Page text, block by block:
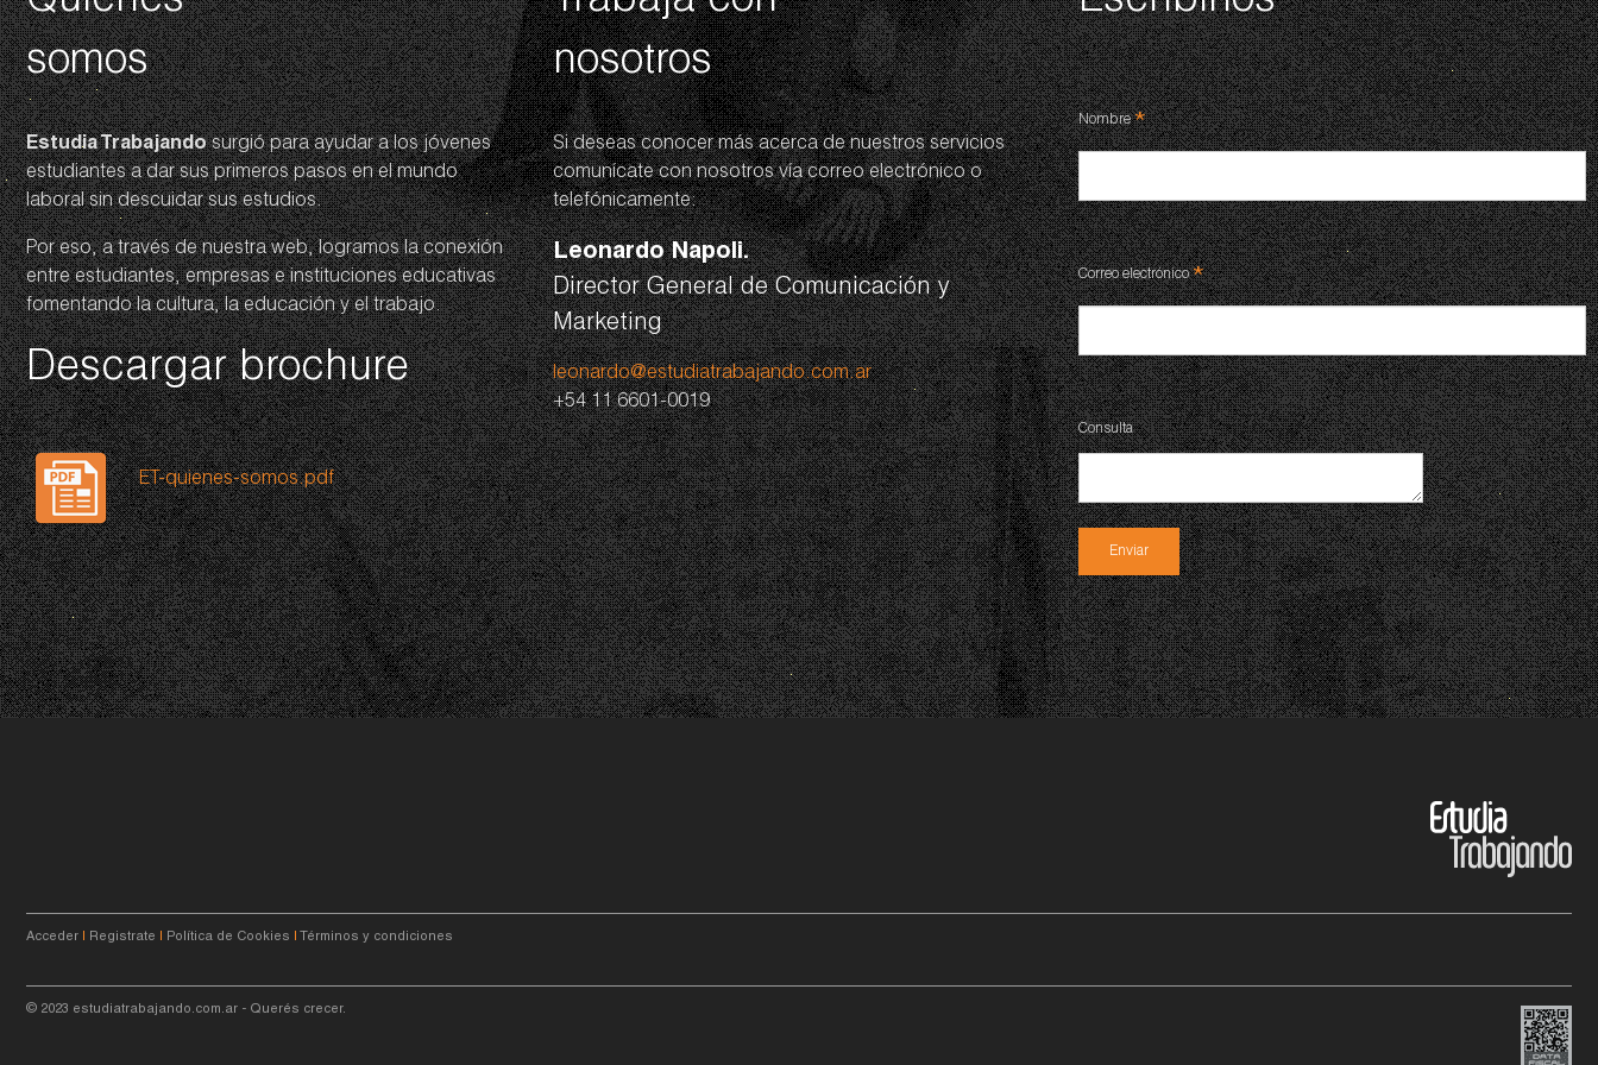
somos
Estudia Trabajandosurgió para ayudar a los jóvenes
estudiantes a dar sus primeros pasos en el mundo
laboral sin descuidar sus estudios.
Por eso, a través de nuestra web, logramos la conexión
entre estudiantes, empresas e instituciones educativas
fomentando la cultura, la educación y el trabajo.
Descargar brochure
ET-quienes-somos.pdf
nosotros
Si deseas conocer más acerca de nuestros servicios
comunícate con nosotros vía correo electrónico o
telefónicamente:
Leonardo Napoli.
Director General de Comunicación y
Marketing
leonardo@estudiatrabajando.com.ar
+54 11 6601-0019
Nombre*
Correo electrónico*
Consulta
Acceder Registrate Política de Cookies Términos y condiciones
© 2023 estudiatrabajando.com.ar - Querés crecer.